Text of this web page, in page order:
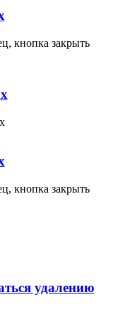
удалению